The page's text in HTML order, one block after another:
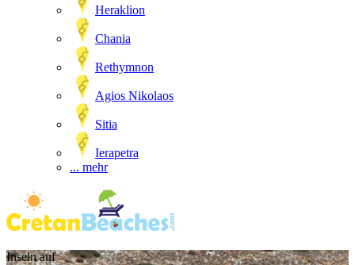
Heraklion
Chania
Rethymnon
Agios Nikolaos
Sitia
Ierapetra
... mehr
Inseln auf